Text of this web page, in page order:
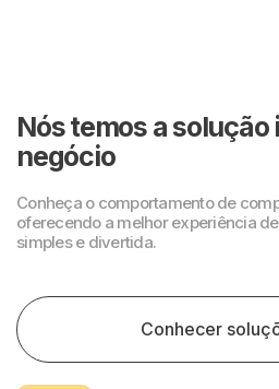
Nós temos a solução
negócio
Conheça o comportamento de
oferecendo a melhor experiência
simples e divertida.
Conhecer